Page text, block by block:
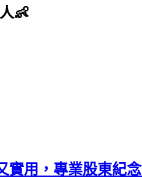
👶
實用，專業股東紀